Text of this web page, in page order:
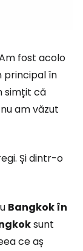
fost acolo
principal în
simțit că
am văzut
Și dintr-o
Bangkok în
sunt
ce aș